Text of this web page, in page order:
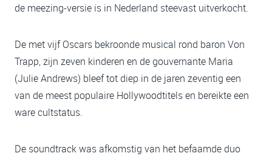
de meezing-versie is in Nederland steevast uitverkocht.
De met vijf Oscars bekroonde musical rond baron Von
Trapp, zijn zeven kinderen en de gouvernante Maria
(Julie Andrews) bleef tot diep in de jaren zeventig een
van de meest populaire Hollywoodtitels en bereikte een
ware cultstatus.
De soundtrack was afkomstig van het befaamde duo